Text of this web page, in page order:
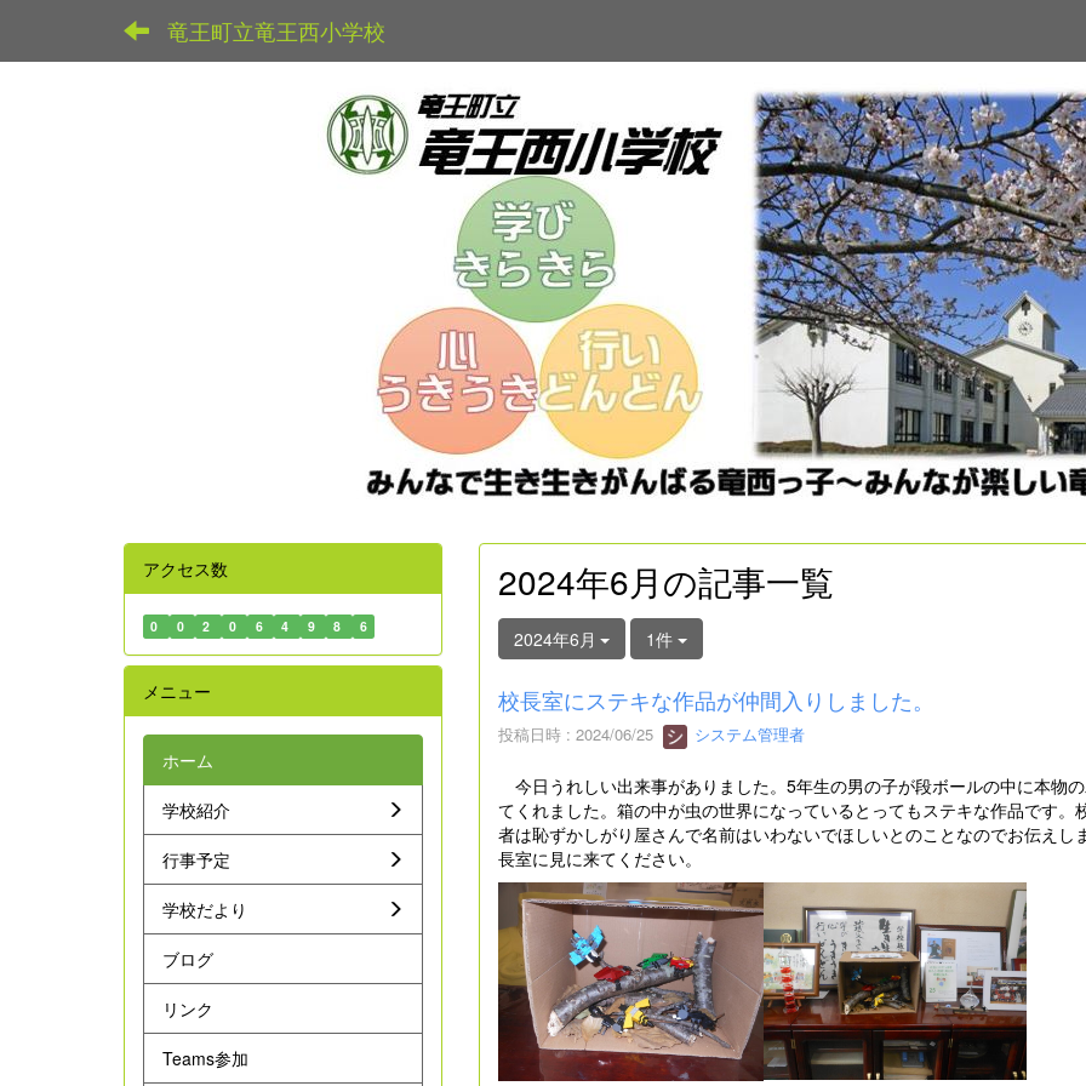
竜王町立竜王西小学校
2024年6月の記事一覧
2024年6月 1件
校長室にステキな作品が仲間入りしました。
投稿日時 : 2024/06/25 システム管理者
今日うれしい出来事がありました。5年生の男の子が段ボールの中に本物
てくれました。箱の中が虫の世界になっているとってもステキな作品です
者は恥ずかしがり屋さんで名前はいわないでほしいとのことなのでお伝え
長室に見に来てください。
アクセス数
0 0 2 0 6 4 9 8 6
メニュー
ホーム
学校紹介
行事予定
学校だより
ブログ
リンク
Teams参加